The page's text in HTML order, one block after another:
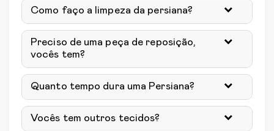
Como faço a limpeza da persiana?
Preciso de uma peça de reposição,
vocês tem?
Quanto tempo dura uma Persiana?
Vocês tem outros tecidos?